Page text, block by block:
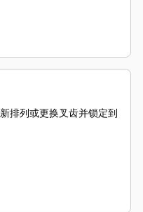
排列或更换叉齿并锁定到